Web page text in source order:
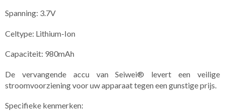
Spanning: 3.7V
Celtype: Lithium-Ion
Capaciteit: 980mAh
De vervangende accu van Seiwei® levert een veilige
stroomvoorziening voor uw apparaat tegen een gunstige prijs.
Specifieke​ kenmerken: